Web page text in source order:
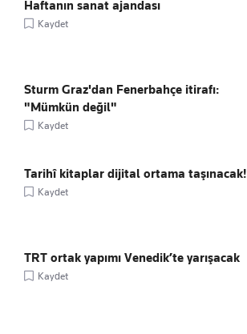
Haftanın sanat ajandası
Kaydet
Sturm Graz'dan Fenerbahçe itirafı:
"Mümkün değil"
Kaydet
Tarihî kitaplar dijital ortama taşınacak!
Kaydet
TRT ortak yapımı Venedik’te yarışacak
Kaydet